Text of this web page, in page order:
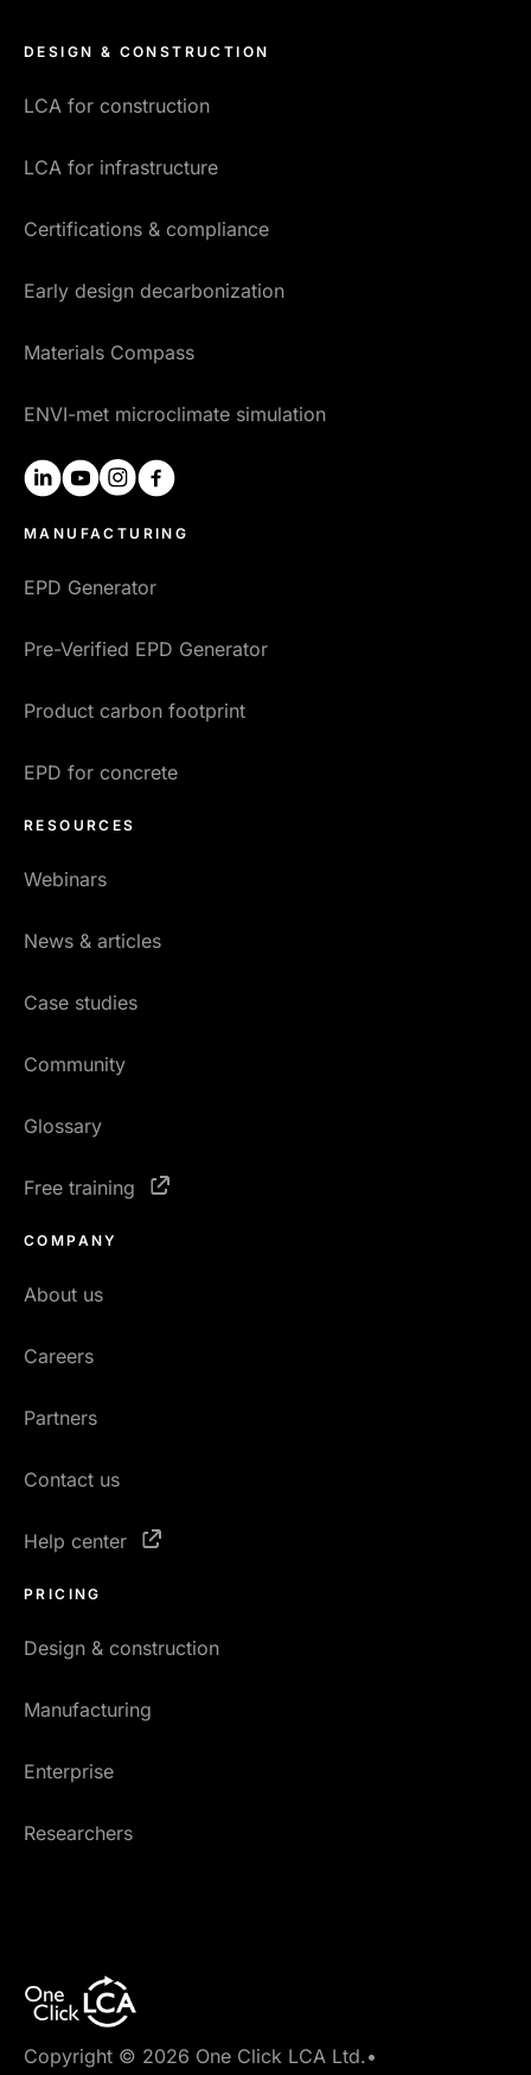
DESIGN & CONSTRUCTION
LCA for construction
LCA for infrastructure
Certifications & compliance
Early design decarbonization
Materials Compass
ENVI-met microclimate simulation
linkedinyoutubeinstagram
MANUFACTURING
EPD Generator
Pre-Verified EPD Generator
Product carbon footprint
EPD for concrete
RESOURCES
Webinars
News & articles
Case studies
Community
Glossary
Free training
COMPANY
About us
Careers
Partners
Contact us
Help center
PRICING
Design & construction
Manufacturing
Enterprise
Researchers
Copyright © 2026 One Click LCA Ltd.•